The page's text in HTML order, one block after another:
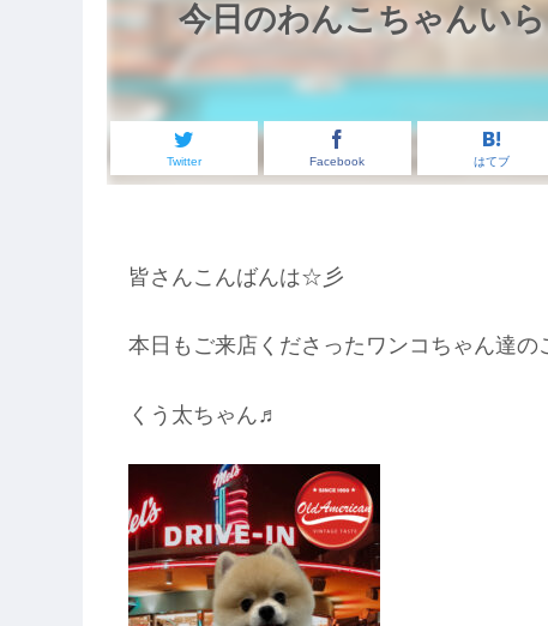
今日のわんこちゃんい
Twitter Facebook はてブ
皆さんこんばんは☆彡
本日もご来店くださったワンコちゃん達
くう太ちゃん♬